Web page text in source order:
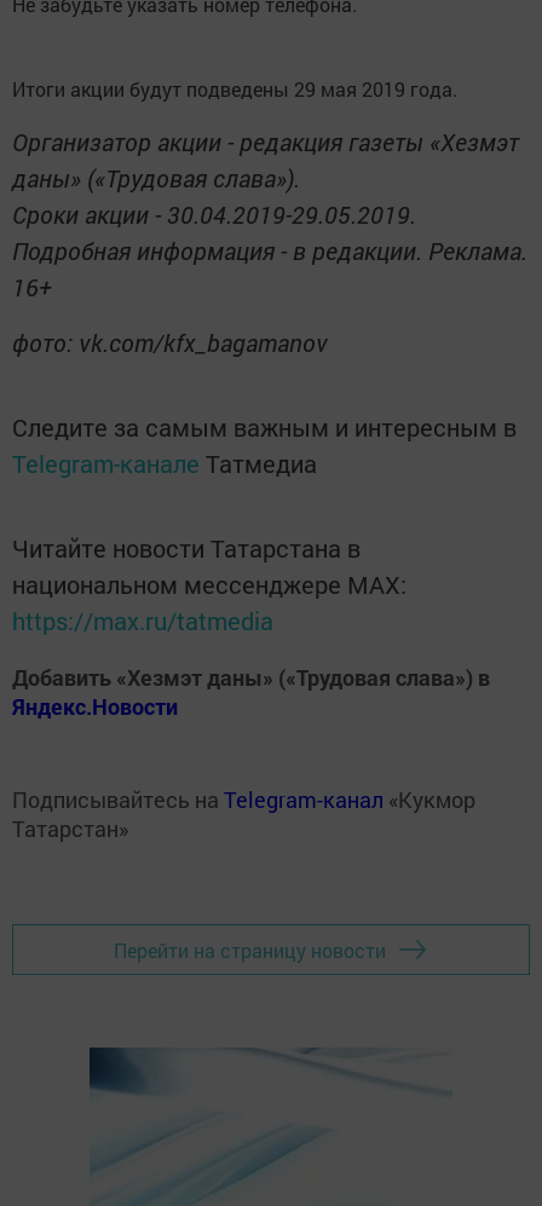
Итоги акции будут подведены 29 мая 2019 года.
Организатор акции - редакция газеты «Хезмэт
даны» («Трудовая слава»).
Сроки акции - 30.04.2019-29.05.2019.
Подробная информация - в редакции. Реклама.
16+
фото: vk.com/kfx_bagamanov
Следите за самым важным и интересным в
Telegram-канале Татмедиа
Читайте новости Татарстана в
национальном мессенджере MАХ:
https://max.ru/tatmedia
Добавить «Хезмэт даны» («Трудовая слава») в
Яндекс.Новости
Подписывайтесь на Telegram-канал «Кукмор
Татарстан»
Перейти на страницу новости